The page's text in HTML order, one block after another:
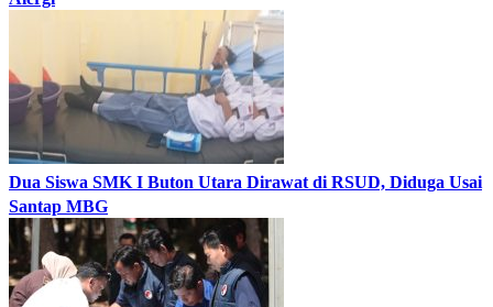
Dua Siswa SMK I Buton Utara Dirawat di RSUD, Diduga Usai
Santap MBG